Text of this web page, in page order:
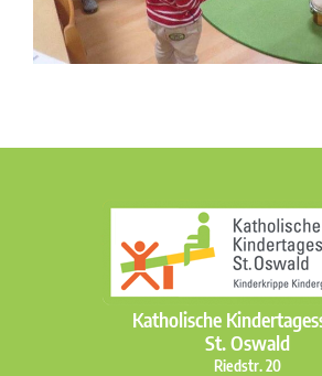
Katholische
St. Oswald
Riedstr. 20